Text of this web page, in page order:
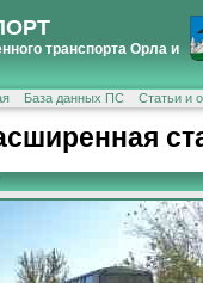
транспорта Орла и
База данных ПС Статьи и